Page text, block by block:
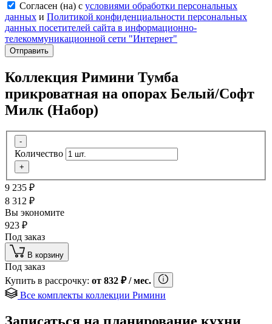
Согласен (на) с условиями обработки персональных
данных и Политикой конфиденциальности персональных
данных посетителей сайта в информационно-
телекоммуникационной сети "Интернет"
Отправить
Коллекция Римини Тумба
прикроватная на опорах Белый/Софт
Милк (Набор)
-
Количество
+
9 235 ₽
8 312 ₽
Вы экономите
923 ₽
Под заказ
В корзину
Под заказ
Купить в рассрочку: от 832 ₽/ мес.
Все комплекты коллекции Римини